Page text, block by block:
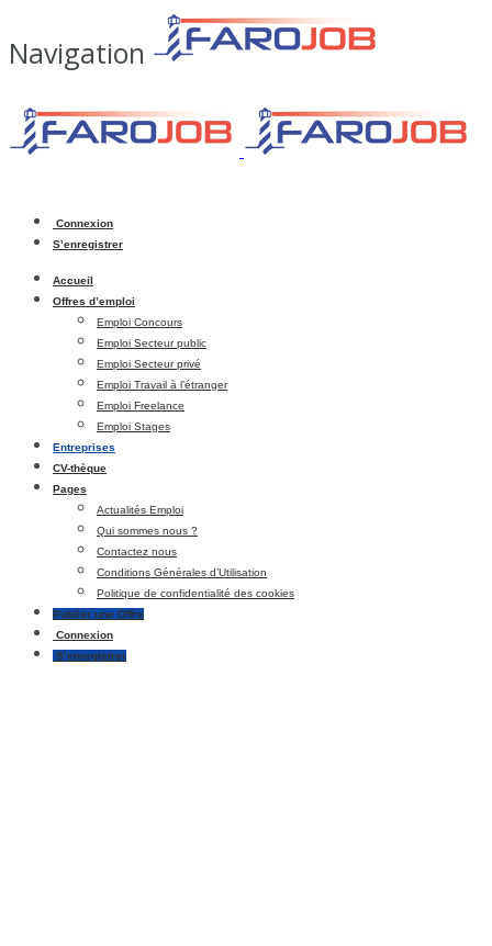
Navigation
Connexion
S’enregistrer
Accueil
Offres d’emploi
Emploi Concours
Emploi Secteur public
Emploi Secteur privé
Emploi Travail à l’étranger
Emploi Freelance
Emploi Stages
Entreprises
CV-thèque
Pages
Actualités Emploi
Qui sommes nous ?
Contactez nous
Conditions Générales d’Utilisation
Politique de confidentialité des cookies
Publier une Offre
Connexion
S’enregistrer